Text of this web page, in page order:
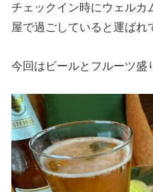
チェックイン時にウェルカ
屋で過ごしていると運ばれ
今回はビールとフルーツ盛